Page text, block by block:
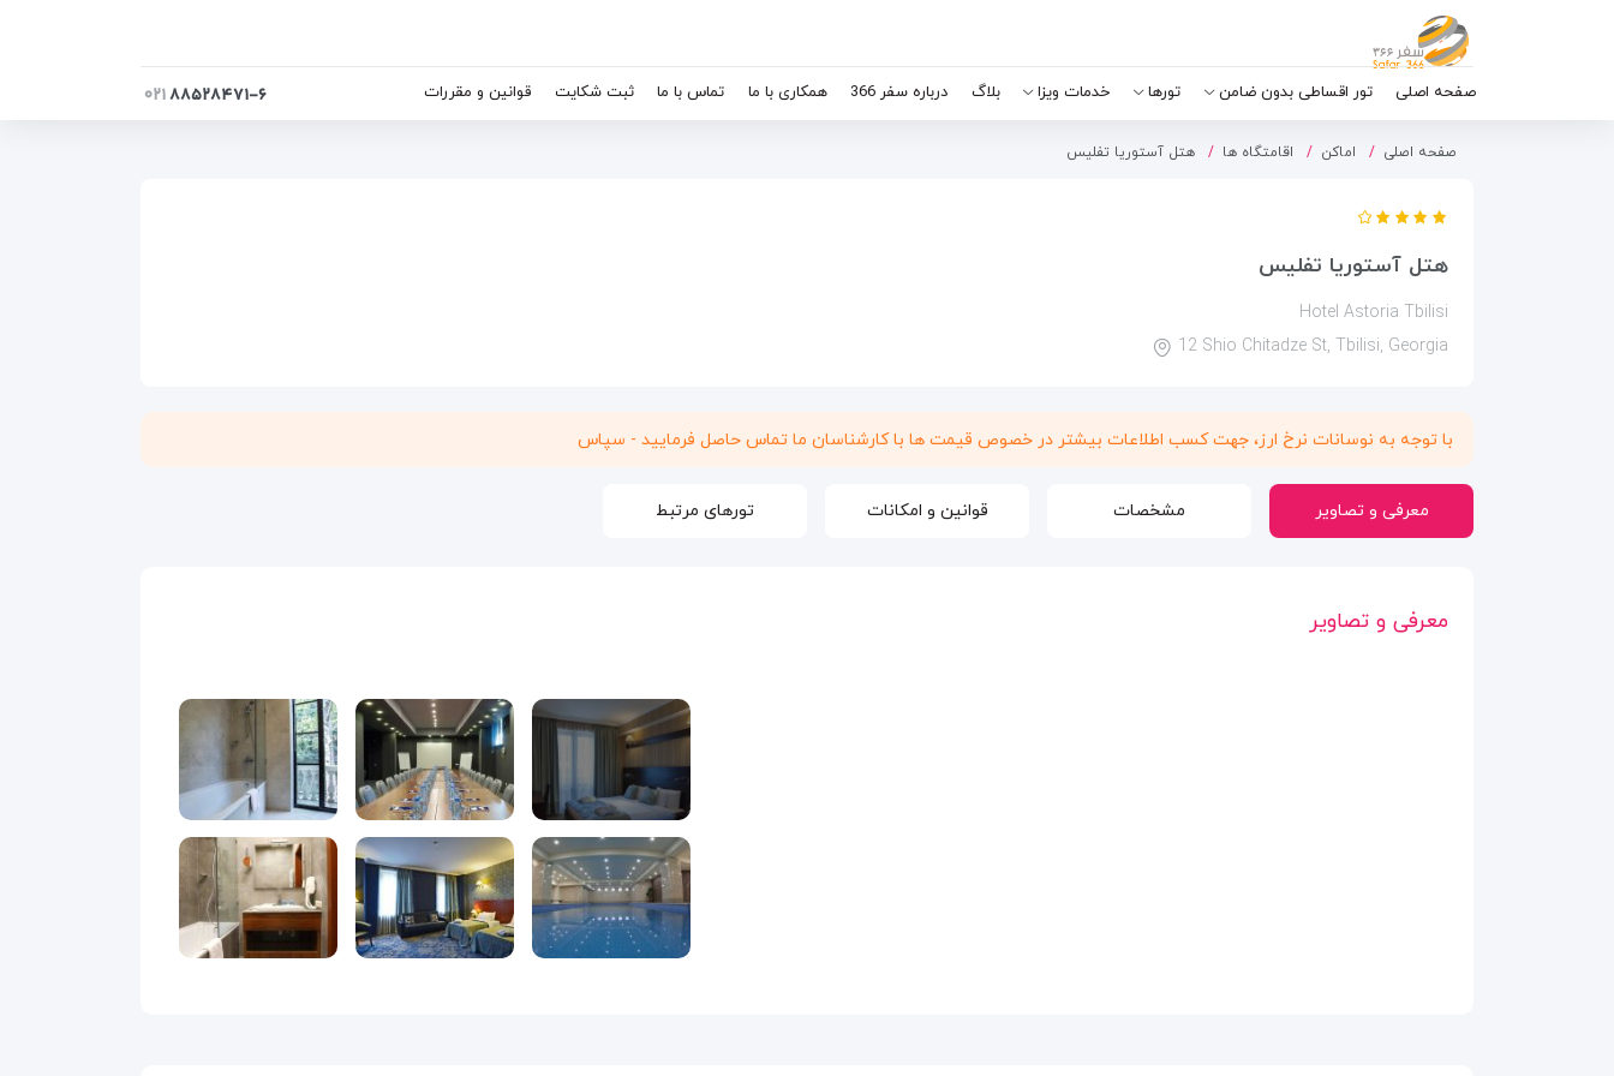
صفحه اصلی تور اقساطی بدون ضامن تورها خدمات ویزا بلاگ درباره سفر 366 همکاری با ما تماس با ما ثبت شکایت قوانین و مقررات ۸۸۵۲۸۴۷۱-۶۰۲۱
صفحه اصلی اماکن اقامتگاه ها هتل آستوریا تفلیس
هتل آستوریا تفلیس
Hotel Astoria Tbilisi
12 Shio Chitadze St, Tbilisi, Georgia
با توجه به نوسانات نرخ ارز، جهت کسب اطلاعات بیشتر در خصوص قیمت ها با کارشناسان ما تماس حاصل فرمایید - سپاس
معرفی و تصاویر مشخصات قوانین و امکانات تورهای مرتبط
معرفی و تصاویر